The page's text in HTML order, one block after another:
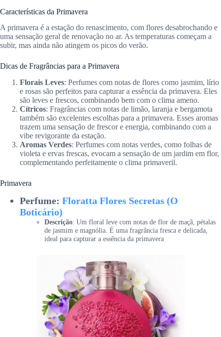
Características da Primavera
A primavera é a estação do renascimento, com flores desabrochando e
uma sensação geral de renovação no ar. As temperaturas começam a
subir, mas ainda não atingem os picos do verão.
Dicas de Fragrâncias para a Primavera
Florais Leves: Perfumes com notas de flores como jasmim, lírio
e rosas são perfeitos para capturar a essência da primavera. Eles
são leves e frescos, combinando bem com o clima ameno.
Cítricos: Fragrâncias com notas de limão, laranja e bergamota
também são excelentes escolhas para a primavera. Esses aromas
trazem uma sensação de frescor e energia, combinando com a
vibe revigorante da estação.
Aromas Verdes: Perfumes com notas verdes, como folhas de
violeta e ervas frescas, evocam a sensação de um jardim em flor,
complementando perfeitamente o clima primaveril.
Primavera
Perfume: Floratta Flores Secretas (O
Boticário)
Descrição: Um floral leve com notas de flor de maçã, pétalas
de jasmim e magnólia. É uma fragrância fresca e delicada,
ideal para capturar a essência da primavera